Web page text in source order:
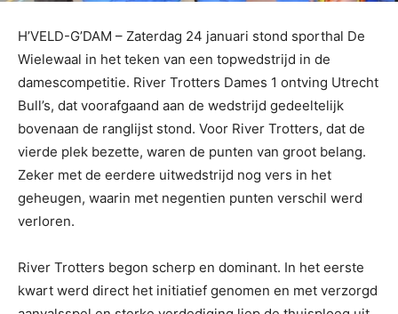
H’VELD-G’DAM – Zaterdag 24 januari stond sporthal De
Wielewaal in het teken van een topwedstrijd in de
damescompetitie. River Trotters Dames 1 ontving Utrecht
Bull’s, dat voorafgaand aan de wedstrijd gedeeltelijk
bovenaan de ranglijst stond. Voor River Trotters, dat de
vierde plek bezette, waren de punten van groot belang.
Zeker met de eerdere uitwedstrijd nog vers in het
geheugen, waarin met negentien punten verschil werd
verloren.
River Trotters begon scherp en dominant. In het eerste
kwart werd direct het initiatief genomen en met verzorgd